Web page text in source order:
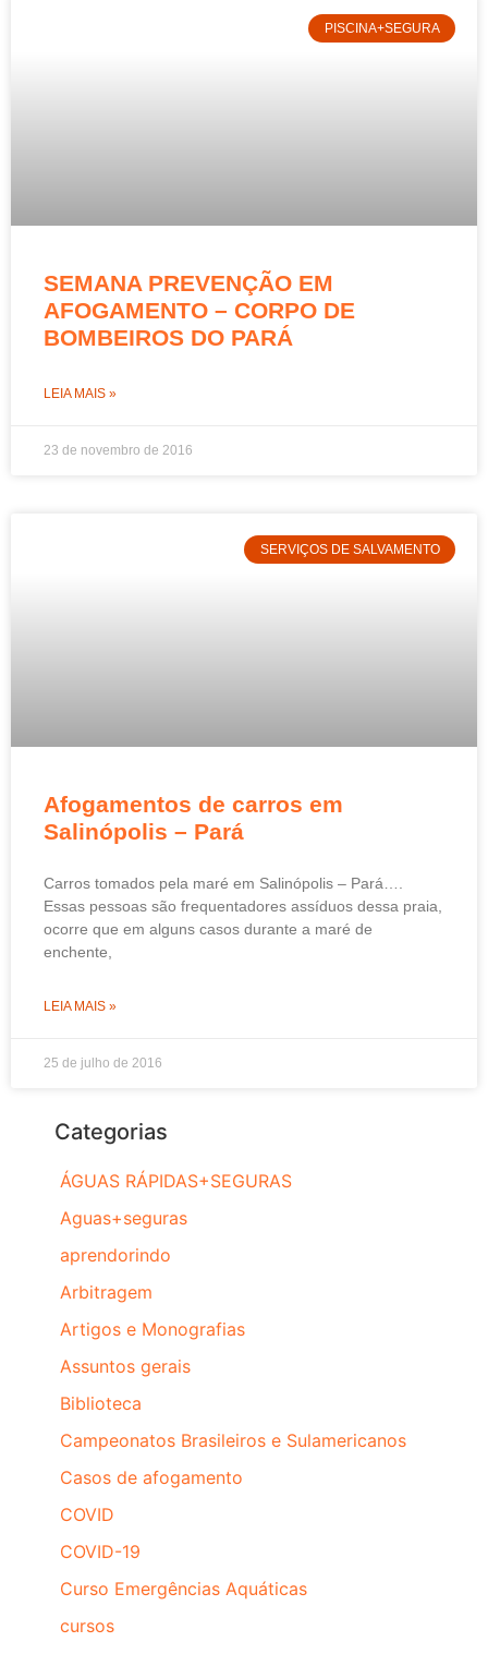
PISCINA+SEGURA
SEMANA PREVENÇÃO EM
AFOGAMENTO – CORPO DE
BOMBEIROS DO PARÁ
LEIA MAIS »
23 de novembro de 2016
SERVIÇOS DE SALVAMENTO
Afogamentos de carros em
Salinópolis – Pará
Carros tomados pela maré em Salinópolis – Pará….
Essas pessoas são frequentadores assíduos dessa praia,
ocorre que em alguns casos durante a maré de
enchente,
LEIA MAIS »
25 de julho de 2016
Categorias
ÁGUAS RÁPIDAS+SEGURAS
Aguas+seguras
aprendorindo
Arbitragem
Artigos e Monografias
Assuntos gerais
Biblioteca
Campeonatos Brasileiros e Sulamericanos
Casos de afogamento
COVID
COVID-19
Curso Emergências Aquáticas
cursos